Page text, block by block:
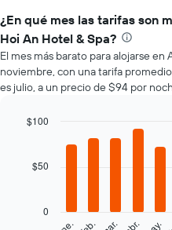
¿En qué mes las tarifas son
Hoi An Hotel & Spa?
El mes más barato para alojarse
noviembre, con una tarifa
es julio, a un precio de $94 por
with
0
$50
$100